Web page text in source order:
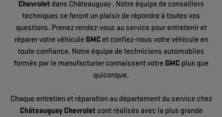
Chevrolet dans Châteauguay . Notre équipe de conseillers
techniques se feront un plaisir de répondre à toutes vos
questions. Prenez rendez-vous au service pour entretenir et
réparer votre véhicule GMCet confiez-nous votre véhicule en
toute confiance. Notre équipe de techniciens automobiles
formés par le manufacturier connaissent votre GMCplus que
quiconque.
Chaque entretien et réparation au département du service chez
Châteauguay Chevrolet sont réalisés avec la plus grande